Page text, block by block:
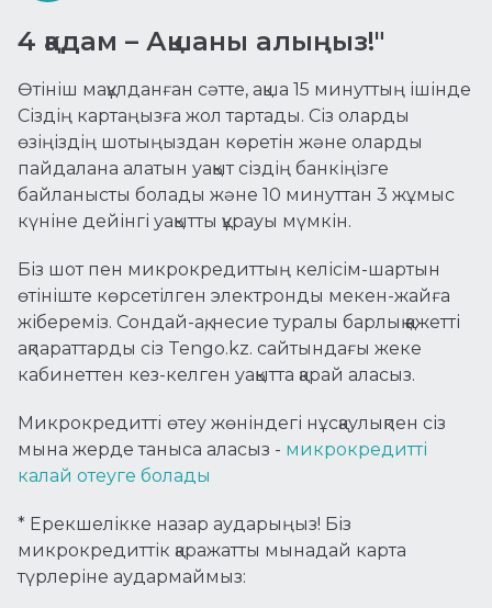
4 қадам – Ақшаны алыңыз!"
Өтініш мақұлданған сәтте, ақша 15 минуттың ішінде
Сіздің картаңызға жол тартады. Сіз оларды
өзіңіздің шотыңыздан көретін және оларды
пайдалана алатын уақыт сіздің банкіңізге
байланысты болады және 10 минуттан 3 жұмыс
күніне дейінгі уақытты құрауы мүмкін.
Біз шот пен микрокредиттың келісім-шартын
өтініште көрсетілген электронды мекен-жайға
жібереміз. Сондай-ақ, несие туралы барлық қажетті
ақпараттарды сіз Tengo.kz. сайтындағы жеке
кабинеттен кез-келген уақытта қарай аласыз.
Микрокредиттi өтеу жөніндегі нұсқаулықпен сіз
мына жерде таныса аласыз - микрокредитті
калай отеуге болады
* Ерекшелікке назар аударыңыз! Біз
микрокредиттік қаражатты мынадай карта
түрлеріне аудармаймыз: